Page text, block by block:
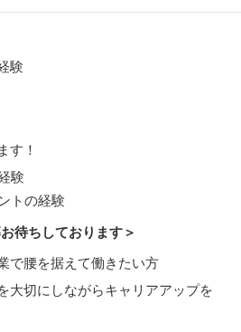
験
す！
験
トの経験
待ちしております＞
で腰を据えて働きたい方
大切にしながらキャリアアップを